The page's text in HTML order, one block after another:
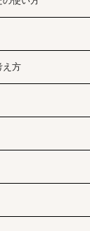
え方